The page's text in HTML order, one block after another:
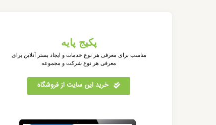
پکیج پایه
مناسب برای معرفی هر نوع خدمات و ایجاد بستر آنلاین برای
معرفی هر نوع شرکت و مجموعه
خرید این سایت از فروشگاه